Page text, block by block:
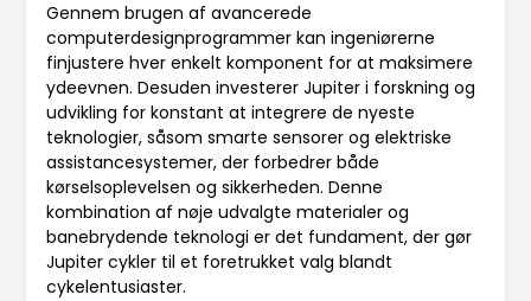
Gennem brugen af avancerede
computerdesignprogrammer kan ingeniørerne
finjustere hver enkelt komponent for at maksimere
ydeevnen. Desuden investerer Jupiter i forskning og
udvikling for konstant at integrere de nyeste
teknologier, såsom smarte sensorer og elektriske
assistancesystemer, der forbedrer både
kørselsoplevelsen og sikkerheden. Denne
kombination af nøje udvalgte materialer og
banebrydende teknologi er det fundament, der gør
Jupiter cykler til et foretrukket valg blandt
cykelentusiaster.